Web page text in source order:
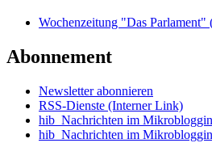
Wochenzeitung "Das Parlament"
Abonnement
Newsletter abonnieren
RSS-Dienste (Interner Link)
hib_Nachrichten im
hib_Nachrichten im